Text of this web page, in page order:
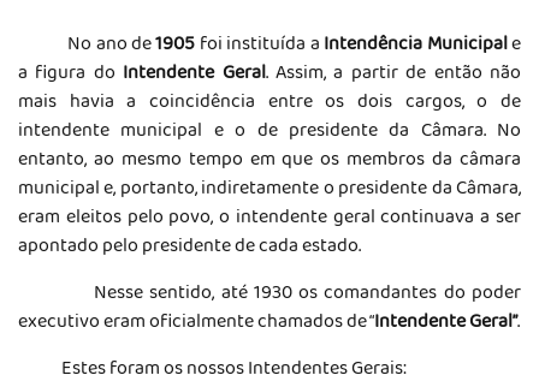
No ano de1905 foi instituída a Intendência Municipale
a figura do Intendente Geral. Assim, a partir de então não
mais havia a coincidência entre os dois cargos, o de
intendente municipal e o de presidente da Câmara. No
entanto, ao mesmo tempo em que os membros da câmara
municipal e, portanto, indiretamente o presidente da Câmara,
eram eleitos pelo povo, o intendente geral continuava a ser
apontado pelo presidente de cada estado.
Nesse sentido, até 1930 os comandantes do poder
executivo eram oficialmente chamados de “Intendente Geral”.
Estes foram os nossos Intendentes Gerais: